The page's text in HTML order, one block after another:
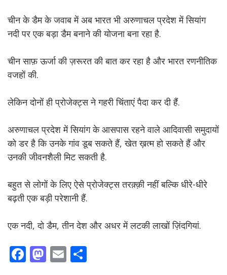
चीन के डैम के जवाब में अब भारत भी अरुणाचल प्रदेश में सियांग
नदी पर एक बड़ा डैम बनाने की योजना बना रहा है.
चीन साफ़ ऊर्जा की ज़रूरत की बात कर रहा है और भारत रणनीतिक
वजहों की.
लेकिन दोनों ही प्रोजेक्ट्स ने गहरी चिंताएं पैदा कर दी हैं.
अरुणाचल प्रदेश में सियांग के आसपास रहने वाले आदिवासी समुदायों
को डर है कि उनके गांव डूब सकते हैं, खेत ख़त्म हो सकते हैं और
उनकी जीवनशैली मिट सकती है.
बहुत से लोगों के लिए ऐसे प्रोजेक्ट्स तरक़्क़ी नहीं बल्कि धीरे-धीरे
बढ़ती एक बड़ी परेशानी हैं.
एक नदी, दो डैम, तीन देश और अधर में लटकी लाखों ज़िंदगियां.
F M E